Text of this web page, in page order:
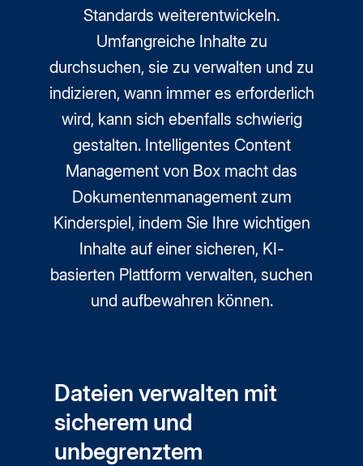
Standards weiterentwickeln.
Umfangreiche Inhalte zu
durchsuchen, sie zu verwalten und zu
indizieren, wann immer es erforderlich
wird, kann sich ebenfalls schwierig
gestalten. Intelligentes Content
Management von Box macht das
Dokumentenmanagement zum
Kinderspiel, indem Sie Ihre wichtigen
Inhalte auf einer sicheren, KI-
basierten Plattform verwalten, suchen
und aufbewahren können.
Dateien verwalten mit
sicherem und
unbegrenztem